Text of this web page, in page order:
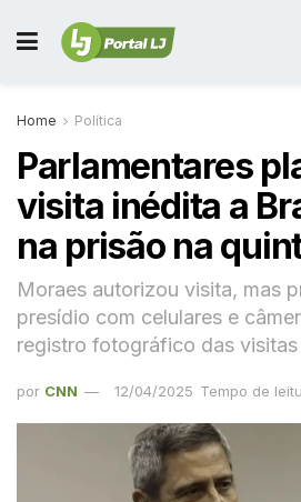
Home Política
Parlamentares
visita inédita a
na prisão na
Moraes autorizou visita, mas
presídio com celulares e
registro fotográfico das visitas
por CNN 12/04/2025 Tempo de